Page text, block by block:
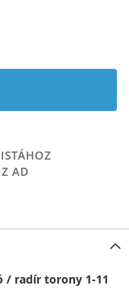
AD
/ radír torony 1-11